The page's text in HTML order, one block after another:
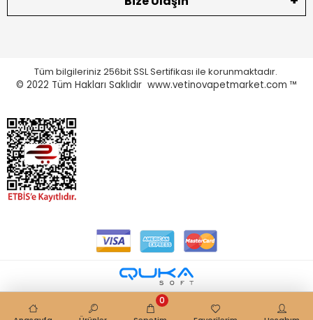
Tüm bilgileriniz 256bit SSL Sertifikası ile korunmaktadır.
© 2022 Tüm Hakları Saklıdır www.vetinovapetmarket.com ™
0